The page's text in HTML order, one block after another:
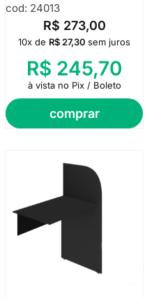
cod: 24013
R$ 273,00
comprar
10x de R$27,30 sem juros
R$ 245,70
à vista no Pix / Boleto